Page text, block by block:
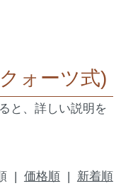
ォーツ式)
と、詳しい説明を
| 価格順| 新着順